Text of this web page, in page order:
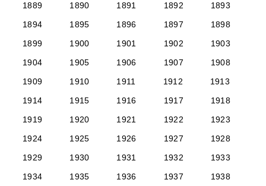
1889
1890 1891 1892
1893
1894
1895 1896 1897
1898
1899
1900 1901 1902
1903
1904
1905 1906 1907
1908
1909
1910 1911 1912
1913
1914
1915 1916 1917
1918
1919
1920 1921 1922
1923
1924
1925 1926 1927
1928
1929
1930 1931 1932
1933
1934
1935 1936 1937
1938